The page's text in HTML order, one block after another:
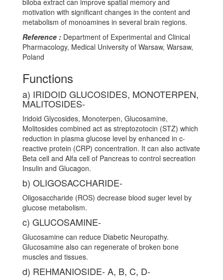
motivation with significant changes in the content and
metabolism of monoamines in several brain regions.
Reference : Department of Experimental and Clinical
Pharmacology, Medical University of Warsaw, Warsaw,
Poland
Functions
a) IRIDOID GLUCOSIDES, MONOTERPEN,
MALITOSIDES-
Iridoid Glycosides, Monoterpen, Glucosamine,
Molitosides combined act as streptozotocin (STZ) which
reduction in plasma glucose level by enhanced in c-
reactive protein (CRP) concentration. It can also activate
Beta cell and Alfa cell of Pancreas to control secreation
Insulin and Glucagon.
b) OLIGOSACCHARIDE-
Oligosaccharide (ROS) decrease blood suger level by
glucose metabolism.
c) GLUCOSAMINE-
Glucosamine can reduce Diabetic Neuropathy.
Glucosamine also can regenerate of broken bone
muscles and tissues.
d) REHMANIOSIDE- A, B, C, D-